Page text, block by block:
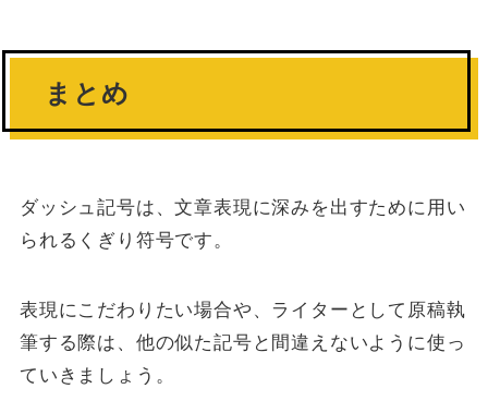
まとめ
ダッシュ記号は、文章表現に深みを出すために用い
られるくぎり符号です。
表現にこだわりたい場合や、ライターとして原稿執
筆する際は、他の似た記号と間違えないように使っ
ていきましょう。